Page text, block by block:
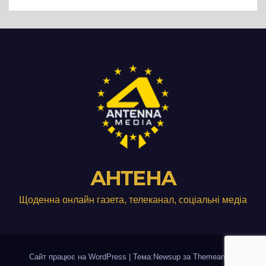
АНТЕНА
Щоденна онлайн газета, телеканал, соціальні медіа
Сайт працює на WordPress Тема:Newsup за Themeansar